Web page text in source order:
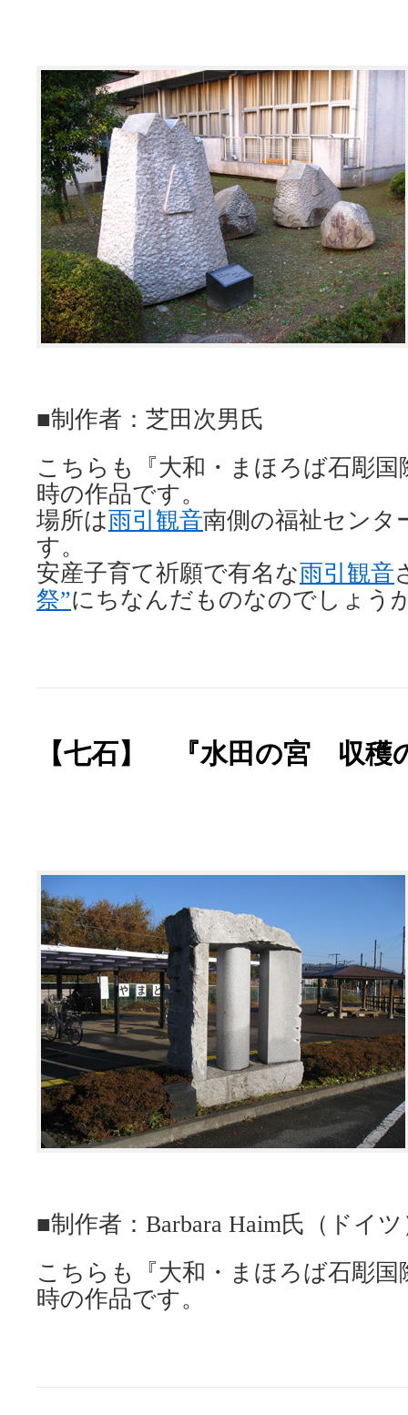
■制作者：芝田次男氏
こちらも『大和・まほろば石彫
時の作品です。
場所は雨引観音南側の福祉センタ
す。
安産子育て祈願で有名な雨引観音
祭”にちなんだものなのでしょう
【七石】 『水田の宮 収穫
■制作者：Barbara Haim氏（ドイツ
こちらも『大和・まほろば石彫
時の作品です。